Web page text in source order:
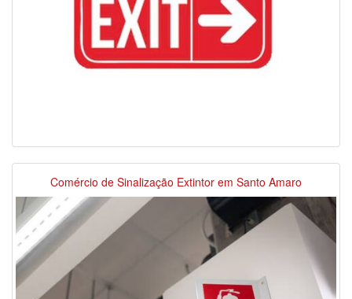
Comércio de Sinalização Extintor em Santo Amaro